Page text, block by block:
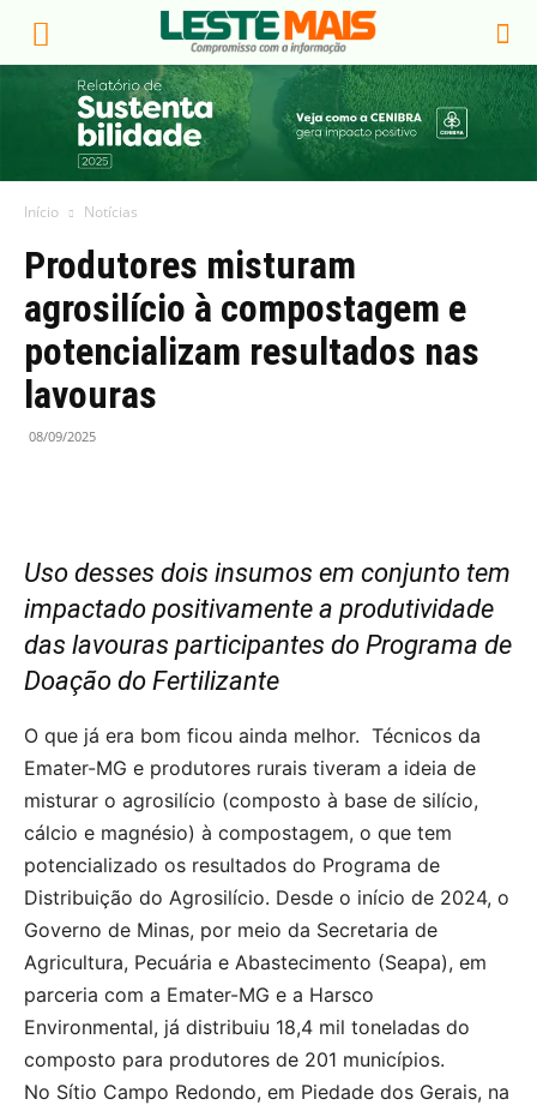
Início Notícias
Produtores misturam
agrosilício à compostagem e
potencializam resultados nas
lavouras
08/09/2025
Uso desses dois insumos em conjunto tem
impactado positivamente a produtividade
das lavouras participantes do Programa de
Doação do Fertilizante
O que já era bom ficou ainda melhor. Técnicos da
Emater-MG e produtores rurais tiveram a ideia de
misturar o agrosilício (composto à base de silício,
cálcio e magnésio) à compostagem, o que tem
potencializado os resultados do Programa de
Distribuição do Agrosilício. Desde o início de 2024, o
Governo de Minas, por meio da Secretaria de
Agricultura, Pecuária e Abastecimento (Seapa), em
parceria com a Emater-MG e a Harsco
Environmental, já distribuiu 18,4 mil toneladas do
composto para produtores de 201 municípios.
No Sítio Campo Redondo, em Piedade dos Gerais, na